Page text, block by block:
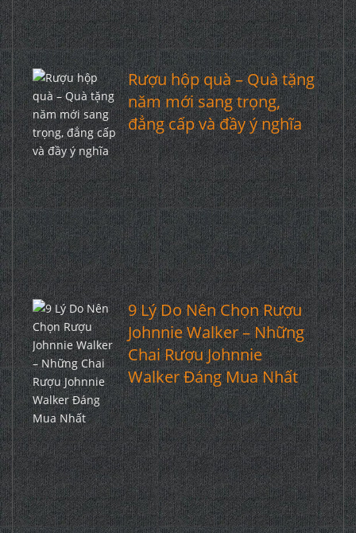
Rượu hộp quà – Quà tặng
năm mới sang trọng,
đẳng cấp và đầy ý nghĩa
9 Lý Do Nên Chọn Rượu
Johnnie Walker – Những
Chai Rượu Johnnie
Walker Đáng Mua Nhất